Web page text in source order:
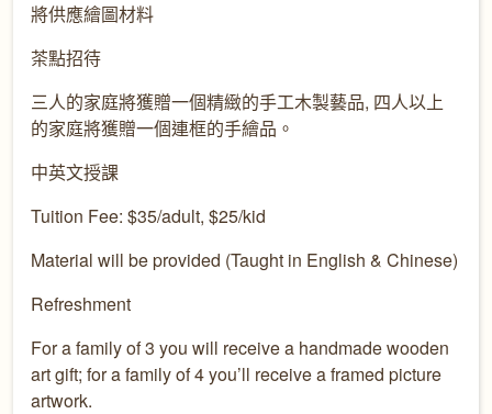
將供應繪圖材料
茶點招待
三人的家庭將獲贈一個精緻的手工木製藝品, 四人以上
的家庭將獲贈一個連框的手繪品。
中英文授課
Tuition Fee: $35/adult, $25/kid
Material will be provided (Taught in English & Chinese)
Refreshment
For a family of 3 you will receive a handmade wooden
art gift; for a family of 4 you’ll receive a framed picture
artwork.